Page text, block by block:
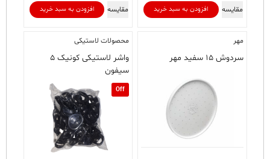
افزودن به سبد خرید مقایسه افزودن به سبد خرید مقایسه
مهر
سردوش ۱۵ سفید مهر
محصولات لاستیکی
واشر لاستیکی کونیک ۵
سیفون
Off